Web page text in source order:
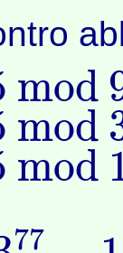
mod
mod
mod
77